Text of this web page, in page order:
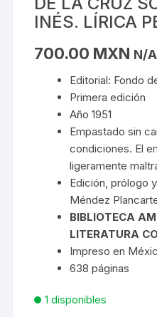
INÉS. LÍRICA
700.00 MXN N/A
Editorial: Fondo
Primera edición
Año 1951
Empastado sin
condiciones. El
ligeramente
Edición, prólogo
Méndez
BIBLIOTECA
LITERATURA
Impreso en
638 páginas
1 disponibles